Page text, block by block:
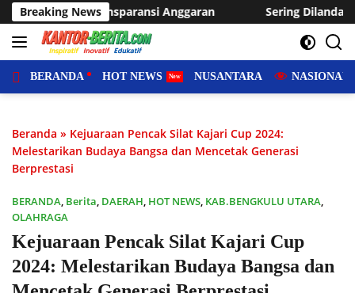
Langsung
ke
konten
Breaking NewsSering Dilanda Genangan, Desa Sukaraja Usulkan
BERANDA HOT NEWS NUSANTARA NASIONAL
Beranda » Kejuaraan Pencak Silat Kajari Cup 2024:
Melestarikan Budaya Bangsa dan Mencetak Generasi
Berprestasi
BERANDA, Berita, DAERAH, HOT NEWS, KAB.BENGKULU UTARA,
OLAHRAGA
Kejuaraan Pencak Silat Kajari Cup
2024: Melestarikan Budaya Bangsa dan